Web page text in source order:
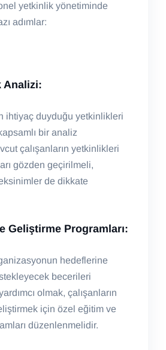
yetkinlik yönetiminde
adımlar:
Analizi:
ihtiyaç duyduğu yetkinlikleri
bir analiz
çalışanların yetkinlikleri
gözden geçirilmeli,
de dikkate
Geliştirme Programları:
hedeflerine
becerileri
olmak, çalışanların
için özel eğitim ve
düzenlenmelidir.